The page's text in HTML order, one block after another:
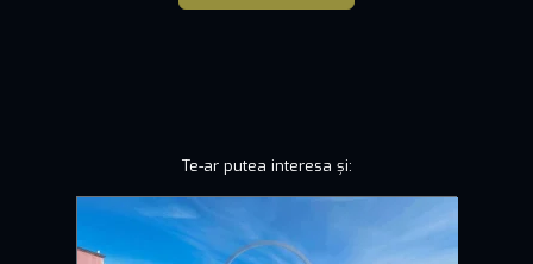
Te-ar putea interesa și: